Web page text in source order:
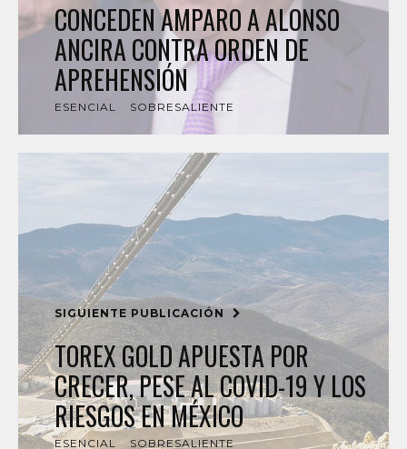
CONCEDEN AMPARO A ALONSO
ANCIRA CONTRA ORDEN DE
APREHENSIÓN
ESENCIAL SOBRESALIENTE
SIGUIENTE PUBLICACIÓN
TOREX GOLD APUESTA POR
CRECER, PESE AL COVID-19 Y LOS
RIESGOS EN MÉXICO
ESENCIAL SOBRESALIENTE